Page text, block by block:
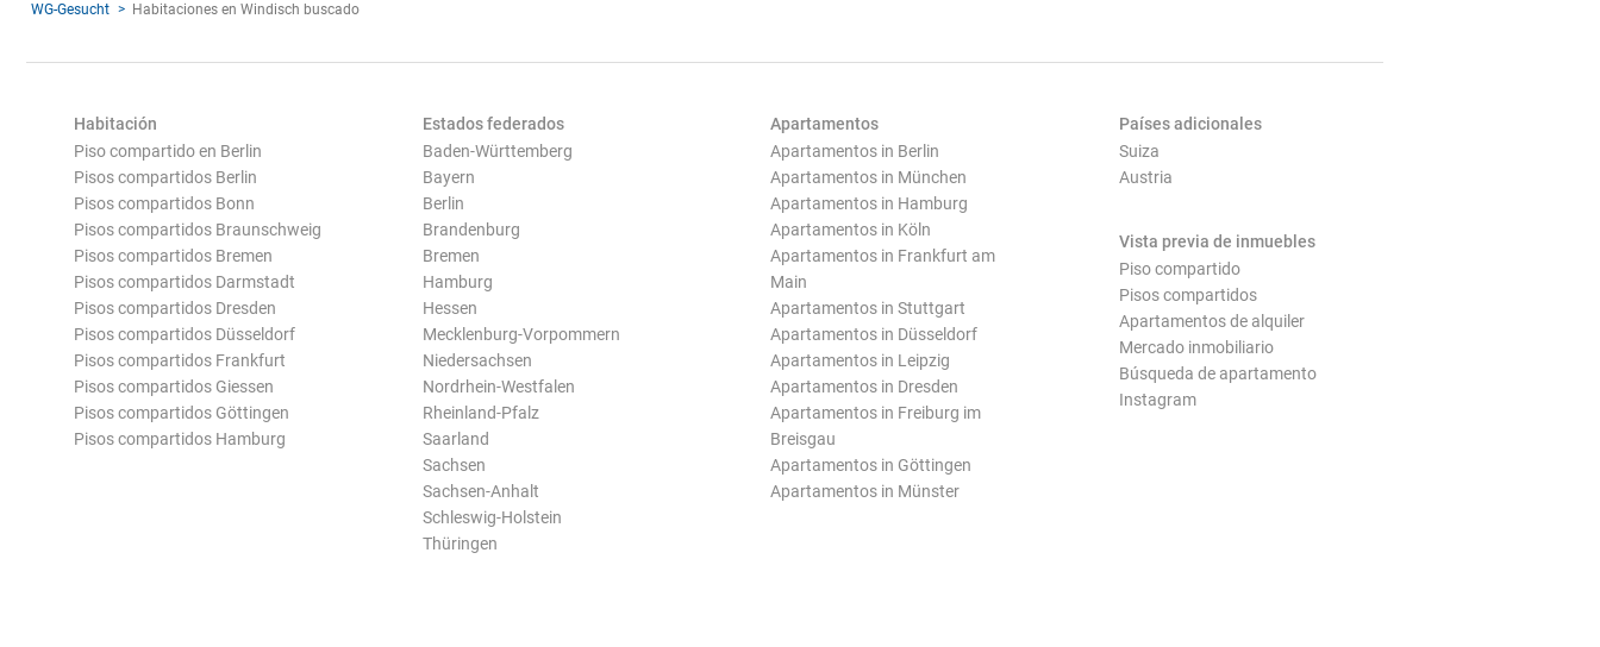
WG-Gesucht Habitaciones en Windisch buscado
Habitación
Piso compartido en Berlin
Pisos compartidos Berlin
Pisos compartidos Bonn
Pisos compartidos Braunschweig
Pisos compartidos Bremen
Pisos compartidos Darmstadt
Pisos compartidos Dresden
Pisos compartidos Düsseldorf
Pisos compartidos Frankfurt
Pisos compartidos Giessen
Pisos compartidos Göttingen
Pisos compartidos Hamburg
Estados federados
Baden-Württemberg
Bayern
Berlin
Brandenburg
Bremen
Hamburg
Hessen
Mecklenburg-Vorpommern
Niedersachsen
Nordrhein-Westfalen
Rheinland-Pfalz
Saarland
Sachsen
Sachsen-Anhalt
Schleswig-Holstein
Thüringen
Apartamentos
Apartamentos in Berlin
Apartamentos in München
Apartamentos in Hamburg
Apartamentos in Köln
Apartamentos in Frankfurt am
Main
Apartamentos in Stuttgart
Apartamentos in Düsseldorf
Apartamentos in Leipzig
Apartamentos in Dresden
Apartamentos in Freiburg im
Breisgau
Apartamentos in Göttingen
Apartamentos in Münster
Países adicionales
Suiza
Austria
Vista previa de inmuebles
Piso compartido
Pisos compartidos
Apartamentos de alquiler
Mercado inmobiliario
Búsqueda de apartamento
Instagram